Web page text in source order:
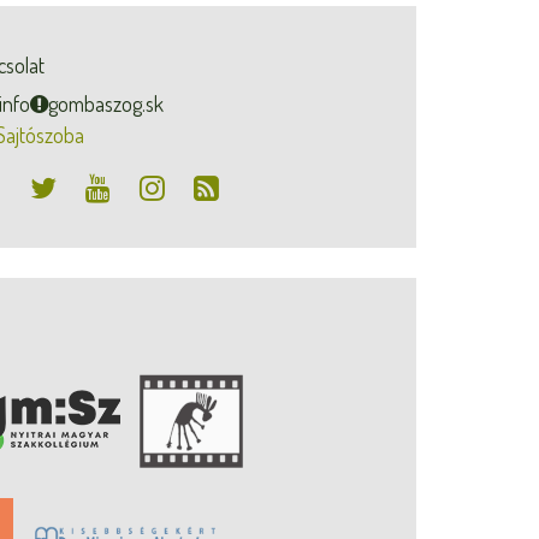
info
gombaszog.sk